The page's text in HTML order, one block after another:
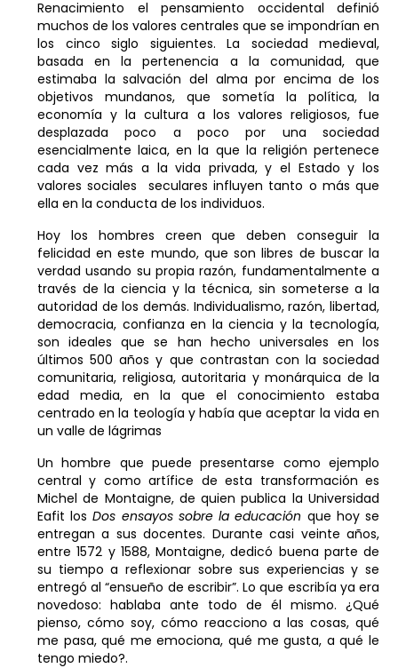
Renacimiento el pensamiento occidental definió
muchos de los valores centrales que se impondrían en
los cinco siglo siguientes. La sociedad medieval,
basada en la pertenencia a la comunidad, que
estimaba la salvación del alma por encima de los
objetivos mundanos, que sometía la política, la
economía y la cultura a los valores religiosos, fue
desplazada poco a poco por una sociedad
esencialmente laica, en la que la religión pertenece
cada vez más a la vida privada, y el Estado y los
valores sociales seculares influyen tanto o más que
ella en la conducta de los individuos.
Hoy los hombres creen que deben conseguir la
felicidad en este mundo, que son libres de buscar la
verdad usando su propia razón, fundamentalmente a
través de la ciencia y la técnica, sin someterse a la
autoridad de los demás. Individualismo, razón, libertad,
democracia, confianza en la ciencia y la tecnología,
son ideales que se han hecho universales en los
últimos 500 años y que contrastan con la sociedad
comunitaria, religiosa, autoritaria y monárquica de la
edad media, en la que el conocimiento estaba
centrado en la teología y había que aceptar la vida en
un valle de lágrimas
Un hombre que puede presentarse como ejemplo
central y como artífice de esta transformación es
Michel de Montaigne, de quien publica la Universidad
Eafit losDos ensayos sobre la educación que hoy se
entregan a sus docentes. Durante casi veinte años,
entre 1572 y 1588, Montaigne, dedicó buena parte de
su tiempo a reflexionar sobre sus experiencias y se
entregó al “ensueño de escribir”. Lo que escribía ya era
novedoso: hablaba ante todo de él mismo. ¿Qué
pienso, cómo soy, cómo reacciono a las cosas, qué
me pasa, qué me emociona, qué me gusta, a qué le
tengo miedo?.